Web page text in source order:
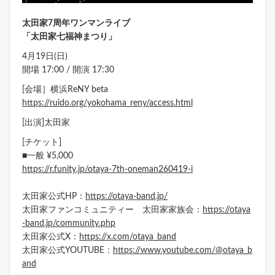
太田家7周年ワンマンライブ
「太田家七福神まつり」
4月19日(日)
開場 17:00 / 開演 17:30
[会場］横浜ReNY beta
https://ruido.org/yokohama_reny/access.html
[出演]太田家
[チケット]
■一般 ¥5,000
https://r.funity.jp/otaya-7th-oneman260419-i
太田家公式HP： https://otaya-band.jp/
太田家ファンコミュニティー 太田家家族会： https://otaya
-band.jp/community.php
太田家公式X： https://x.com/otaya_band
太田家公式YOUTUBE： https://www.youtube.com/@otaya_b
and